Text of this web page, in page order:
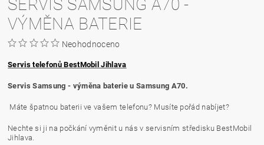
SERVIS SAMSUNG A70 -
VÝMĚNA BATERIE
Neohodnoceno
Servis telefonů BestMobil Jihlava
Servis Samsung - výměna baterie u Samsung A70.
Máte špatnou baterii ve vašem telefonu? Musíte pořád nabíjet?
Nechte si ji na počkání vyměnit u nás v servisním středisku BestMobil
Jihlava.